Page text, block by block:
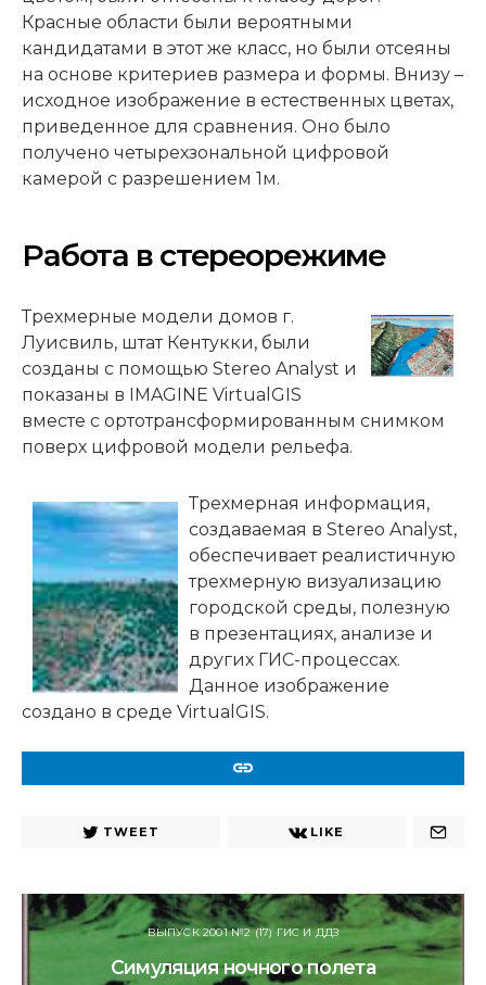
Красные области были вероятными
кандидатами в этот же класс, но были отсеяны
на основе критериев размера и формы. Внизу –
исходное изображение в естественных цветах,
приведенное для сравнения. Оно было
получено четырехзональной цифровой
камерой с разрешением 1м.
Работа в стереорежиме
Трехмерные модели домов г.
Луисвиль, штат Кентукки, были
созданы с помощью Stereo Analyst и
показаны в IMAGINE VirtualGIS
вместе с ортотрансформированным снимком
поверх цифровой модели рельефа.
Трехмерная информация,
создаваемая в Stereo Analyst,
обеспечивает реалистичную
трехмерную визуализацию
городской среды, полезную
в презентациях, анализе и
других ГИС-процессах.
Данное изображение
создано в среде VirtualGIS.
TWEET LIKE
ВЫПУСК 2001 №2 (17) ГИС И ДДЗ
Симуляция ночного полета